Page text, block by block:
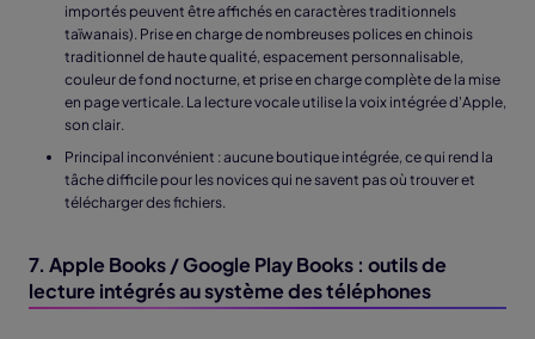
importés peuvent être affichés en caractères traditionnels
taïwanais). Prise en charge de nombreuses polices en chinois
traditionnel de haute qualité, espacement personnalisable,
couleur de fond nocturne, et prise en charge complète de la mise
en page verticale. La lecture vocale utilise la voix intégrée d'Apple,
son clair.
Principal inconvénient : aucune boutique intégrée, ce qui rend la
tâche difficile pour les novices qui ne savent pas où trouver et
télécharger des fichiers.
7. Apple Books / Google Play Books : outils de
lecture intégrés au système des téléphones